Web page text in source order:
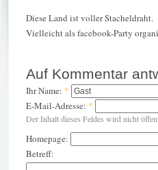
Diese Land ist voller Stacheldraht.
Vielleicht als facebook-Party
Auf Kommentar
Ihr Name: *
E-Mail-Adresse: *
Der Inhalt dieses Feldes wird nicht
Homepage:
Betreff: